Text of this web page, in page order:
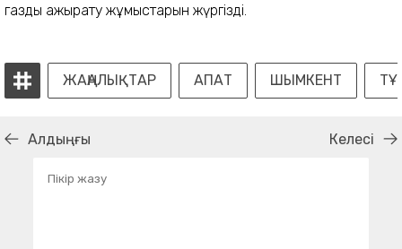
газды ажырату жұмыстарын жүргізді.
ЖАҢАЛЫҚТАР АПАТ ШЫМКЕНТ
Алдыңғы Келесі